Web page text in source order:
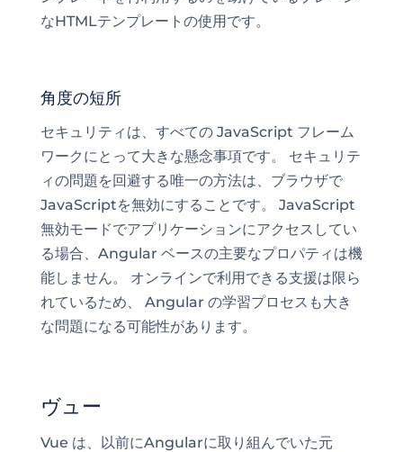
なHTMLテンプレートの使用です。
角度の短所
セキュリティは、すべての JavaScript フレーム
ワークにとって大きな懸念事項です。 セキュリテ
ィの問題を回避する唯一の方法は、ブラウザで
JavaScriptを無効にすることです。 JavaScript
無効モードでアプリケーションにアクセスしてい
る場合、Angular ベースの主要なプロパティは機
能しません。 オンラインで利用できる支援は限ら
れているため、 Angular の学習プロセスも大き
な問題になる可能性があります。
ヴュー
Vue は、以前にAngularに取り組んでいた元